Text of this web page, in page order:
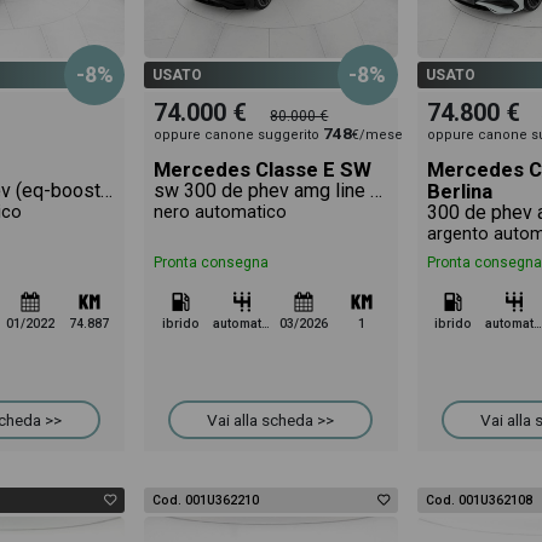
-8%
coupe 53 mhev (eq-boost) premium plus 4matic+ auto
01/2022 74.887
>>
USATO -8%
74.000 € 80.000 €
oppure canone suggerito 748€/mese
Mercedes Classe E SW
sw 300 de phev amg line advanced plus 4matic auto
nero automatico
Pronta consegna
ibrido automatico 03/2026 1
Vai alla scheda >>
USATO
74.800 €
oppure canone
Mercedes
Berlina
argento
Pronta consegna
ibrido automatico
Vai alla
Cod. 001U362210 Cod. 001U362108